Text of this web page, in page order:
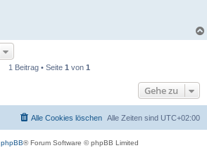
1 Beitrag • Seite 1 von 1
Gehe zu
Alle Zeiten sind UTC+02:00
Alle Cookies löschen
phpBB® Forum Software © phpBB Limited